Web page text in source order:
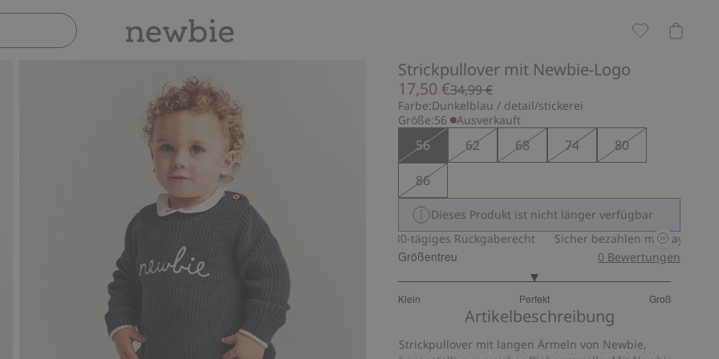
Strickpullover mit Newbie-Logo
17,50 €34,99 €
Farbe:Dunkelblau / detail/stickerei
Größe:56 Ausverkauft
56 62 68 74
80
86
Dieses Produkt ist nicht länger verfügbar
Sicher bezahlen mit PayPal & Apple Pay
30-tägiges Rückgaberecht Sicher bezahlen mit PayPal &
Größentreu
Klein Perfekt Groß
von
6
0 Bewertungen
Artikelbeschreibung
Strickpullover mit langen Ärmeln von Newbie,